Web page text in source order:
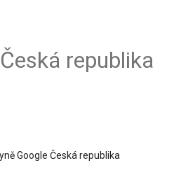
republika
Google Česká republika